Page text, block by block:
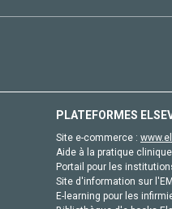
PLATEFORMES
Site e-commerce :
Aide à la pratique
Portail pour les
Site d'information sur
E-learning pour les